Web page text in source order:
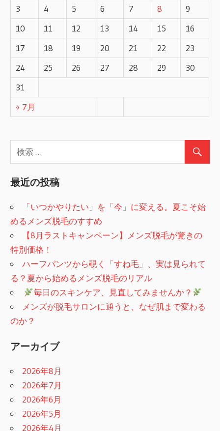
ゲ
ー
シ
ョ
ン
« 7月
3
4 5 6 7 8
9
10
11 12 13 14 15
16
17
18 19 20 21 22
23
24
25 26 27 28 29
30
31
最近の投稿
「いつかやりたい」を「今」に変える。夏こそ始
めるメンズ脱毛のすすめ
【8月ラストキャンペーン】メンズ脱毛が驚きの
特別価格！
ハーフパンツから覗く「すね毛」、実は見られて
る？夏から始めるメンズ脱毛のリアル
毎日のスキンケア、見直してみませんか？
メンズが脱毛サロンに通うと、なぜ肌まで変わる
のか？
アーカイブ
2026年8月
2026年7月
2026年6月
2026年5月
2026年4月